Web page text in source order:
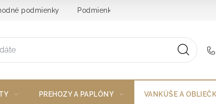
podmienky Podmienky ochrany osobných údajov
PREHOZY A PAPLÓNY VANKÚŠE A